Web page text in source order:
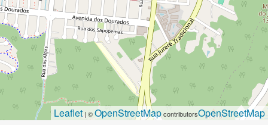
Leaflet| ©OpenStreetMapcontributorsOpenStreetMap